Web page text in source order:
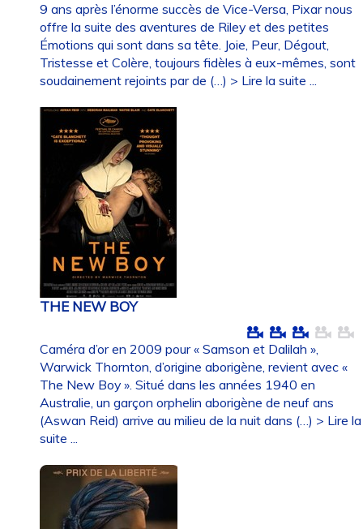
9 ans après l’énorme succès de Vice-Versa, Pixar nous
offre la suite des aventures de Riley et des petites
Émotions qui sont dans sa tête. Joie, Peur, Dégout,
Tristesse et Colère, toujours fidèles à eux-mêmes, sont
soudainement rejoints par de (…) > Lire la suite ...
THE NEW BOY
Caméra d’or en 2009 pour « Samson et Dalilah »,
Warwick Thornton, d’origine aborigène, revient avec «
The New Boy ». Situé dans les années 1940 en
Australie, un garçon orphelin aborigène de neuf ans
(Aswan Reid) arrive au milieu de la nuit dans (…) > Lire la
suite ...